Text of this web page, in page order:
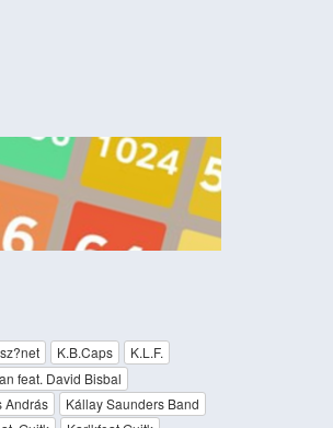
K.B.Caps
K.L.F.
feat. David Bisbal
András
Kállay Saunders Band